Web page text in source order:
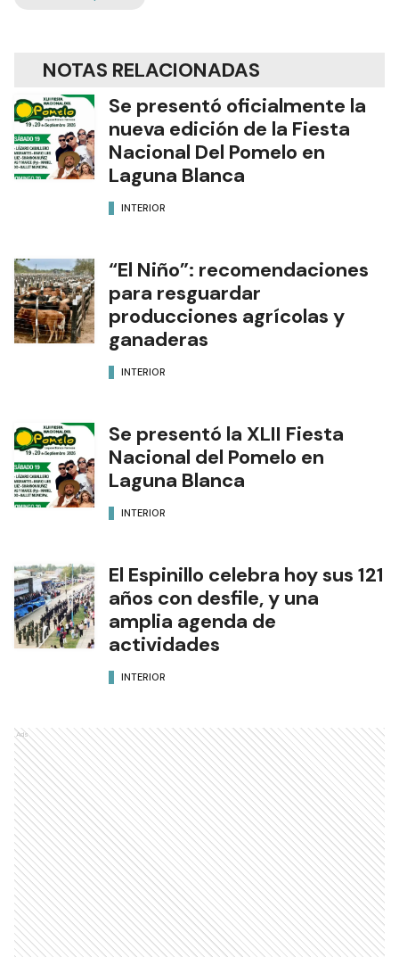
NOTAS RELACIONADAS
Se presentó oficialmente la
nueva edición de la Fiesta
Nacional Del Pomelo en
Laguna Blanca
INTERIOR
“El Niño”: recomendaciones
para resguardar
producciones agrícolas y
ganaderas
INTERIOR
Se presentó la XLII Fiesta
Nacional del Pomelo en
Laguna Blanca
INTERIOR
El Espinillo celebra hoy sus 121
años con desfile, y una
amplia agenda de
actividades
INTERIOR
Ads